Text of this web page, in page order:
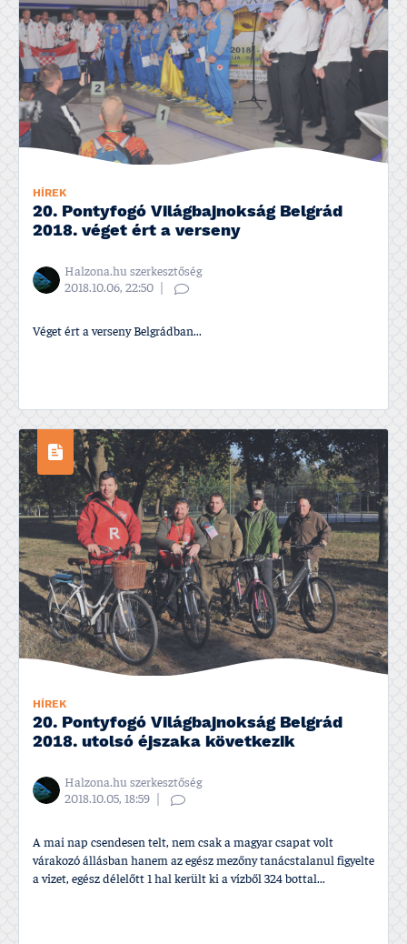
HÍREK
20. Pontyfogó Világbajnokság Belgrád
2018. véget ért a verseny
Halzona.hu szerkesztőség
2018.10.06, 22:50
Véget ért a verseny Belgrádban...
HÍREK
20. Pontyfogó Világbajnokság Belgrád
2018. utolsó éjszaka következik
Halzona.hu szerkesztőség
2018.10.05, 18:59
A mai nap csendesen telt, nem csak a magyar csapat volt
várakozó állásban hanem az egész mezőny tanácstalanul figyelte
a vizet, egész délelőtt 1 hal került ki a ví­zből 324 bottal...